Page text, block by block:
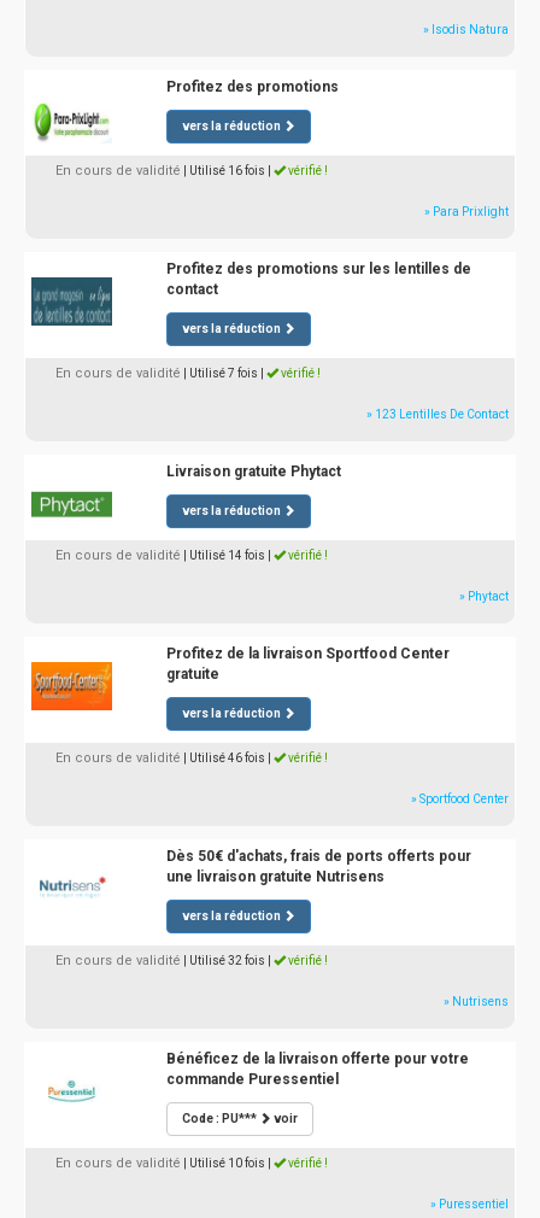
» Isodis Natura
Profitez des promotions
vers la réduction
En cours de validité | Utilisé 16 fois vérifié !
» Para Prixlight
Profitez des promotions sur les lentilles de
contact
vers la réduction
En cours de validité | Utilisé 7 fois vérifié !
» 123 Lentilles De Contact
Livraison gratuite Phytact
vers la réduction
En cours de validité | Utilisé 14 fois vérifié !
» Phytact
Profitez de la livraison Sportfood Center
gratuite
vers la réduction
En cours de validité | Utilisé 46 fois vérifié !
» Sportfood Center
Dès 50€ d'achats, frais de ports offerts pour
une livraison gratuite Nutrisens
vers la réduction
En cours de validité | Utilisé 32 fois vérifié !
» Nutrisens
Bénéficez de la livraison offerte pour votre
commande Puressentiel
Code : PU*** voir
En cours de validité | Utilisé 10 fois vérifié !
» Puressentiel